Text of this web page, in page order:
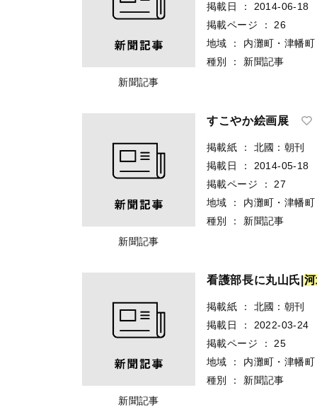
新聞記事
掲載日 ：
2014-06-18
掲載ページ
：
26
地域
：
内灘町・津幡町
種別
： 新聞記事
新聞記事
すこやか絵画展
掲載紙 ：
北國：朝刊
掲載日
：
2014-05-18
掲載ページ
：
27
地域
：
内灘町・津幡町
種別
： 新聞記事
新聞記事
看護部長に丸山氏| 河
掲載紙 ：
北國：朝刊
掲載日
：
2022-03-24
掲載ページ
：
25
地域
：
内灘町・津幡町
種別
： 新聞記事